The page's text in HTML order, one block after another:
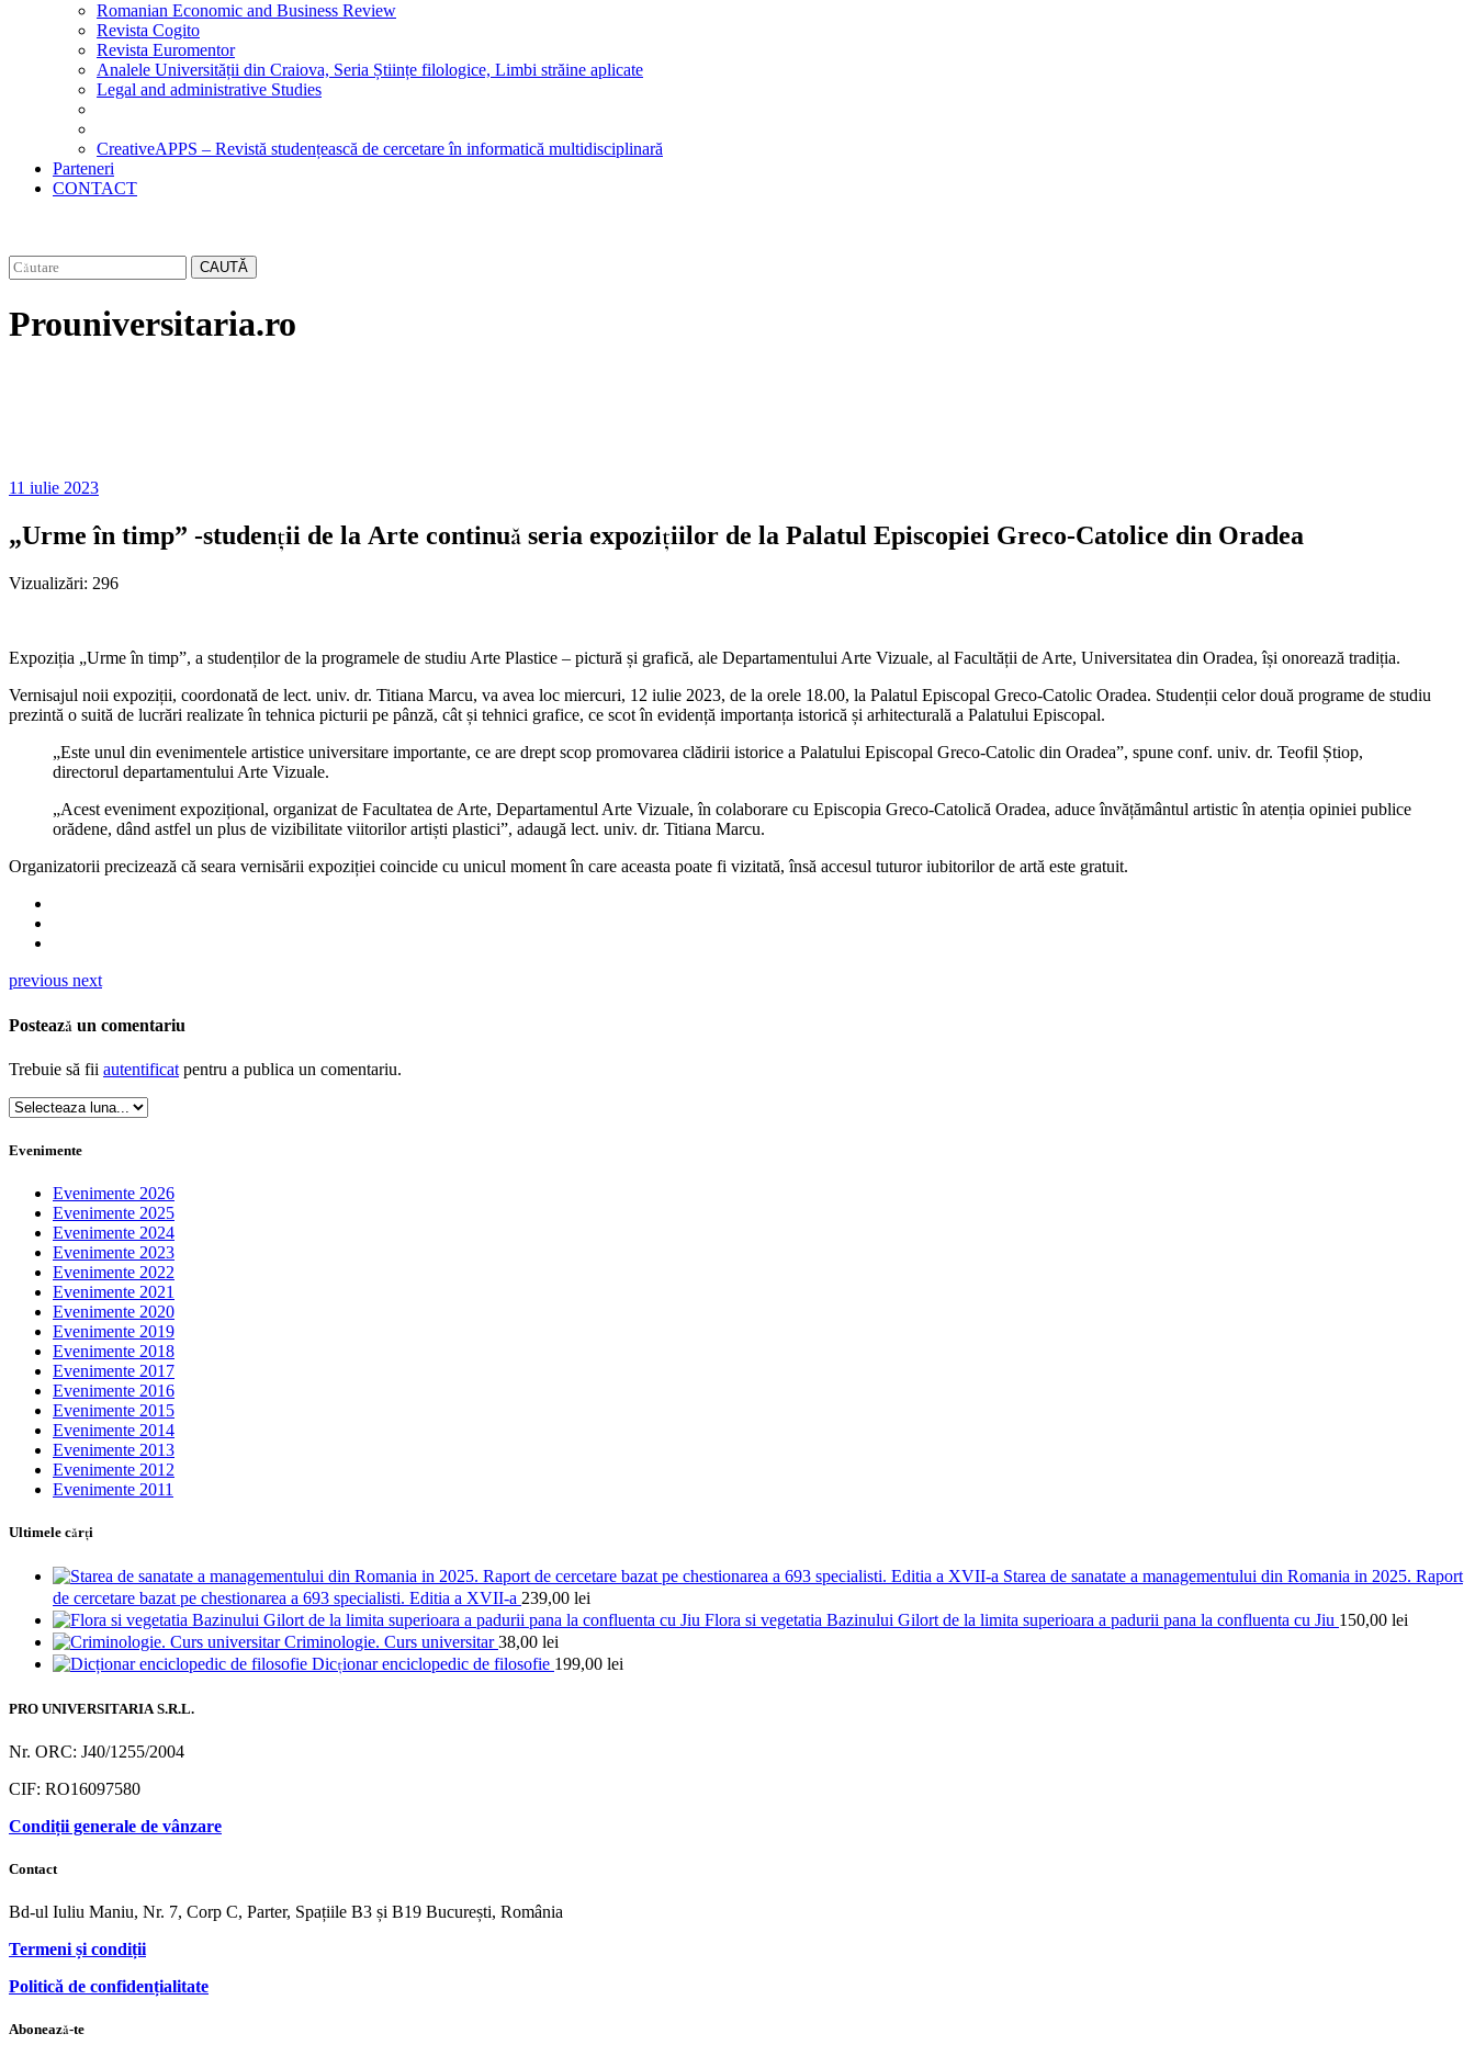
Romanian Economic and Business Review
Revista Cogito
Revista Euromentor
Analele Universității din Craiova, Seria Științe filologice, Limbi străine aplicate
Legal and administrative Studies
CreativeAPPS – Revistă studențească de cercetare în informatică multidisciplinară
Parteneri
CONTACT
CAUTĂ
Prouniversitaria.ro
11 iulie 2023
„Urme în timp” -studenții de la Arte continuă seria expozițiilor de la Palatul Episcopiei Greco-Catolice din Oradea
Vizualizări: 296
Expoziția „Urme în timp”, a studenților de la programele de studiu Arte Plastice – pictură și grafică, ale Departamentului Arte Vizuale, al Facultății de Arte, Universitatea din Oradea, își onorează tradiția.
Vernisajul noii expoziții, coordonată de lect. univ. dr. Titiana Marcu, va avea loc miercuri, 12 iulie 2023, de la orele 18.00, la Palatul Episcopal Greco-Catolic Oradea. Studenții celor două programe de studiu
prezintă o suită de lucrări realizate în tehnica picturii pe pânză, cât și tehnici grafice, ce scot în evidență importanța istorică și arhitecturală a Palatului Episcopal.
„Este unul din evenimentele artistice universitare importante, ce are drept scop promovarea clădirii istorice a Palatului Episcopal Greco-Catolic din Oradea”, spune conf. univ. dr. Teofil Știop,
directorul departamentului Arte Vizuale.
„Acest eveniment expozițional, organizat de Facultatea de Arte, Departamentul Arte Vizuale, în colaborare cu Episcopia Greco-Catolică Oradea, aduce învățământul artistic în atenția opiniei publice
orădene, dând astfel un plus de vizibilitate viitorilor artiști plastici”, adaugă lect. univ. dr. Titiana Marcu.
Organizatorii precizează că seara vernisării expoziției coincide cu unicul moment în care aceasta poate fi vizitată, însă accesul tuturor iubitorilor de artă este gratuit.
previous next
Postează un comentariu
Trebuie să fii autentificat pentru a publica un comentariu.
Evenimente
Evenimente 2026
Evenimente 2025
Evenimente 2024
Evenimente 2023
Evenimente 2022
Evenimente 2021
Evenimente 2020
Evenimente 2019
Evenimente 2018
Evenimente 2017
Evenimente 2016
Evenimente 2015
Evenimente 2014
Evenimente 2013
Evenimente 2012
Evenimente 2011
Ultimele cărţi
Starea de sanatate a managementului din Romania in 2025. Raport
de cercetare bazat pe chestionarea a 693 specialisti. Editia a XVII-a 239,00 lei
Flora si vegetatia Bazinului Gilort de la limita superioara a padurii pana la confluenta cu Jiu 150,00 lei
Criminologie. Curs universitar 38,00 lei
Dicționar enciclopedic de filosofie 199,00 lei
PRO UNIVERSITARIA S.R.L.
Nr. ORC: J40/1255/2004
CIF: RO16097580
Condiții generale de vânzare
Contact
Bd-ul Iuliu Maniu, Nr. 7, Corp C, Parter, Spațiile B3 și B19 București, România
Termeni și condiții
Politică de confidențialitate
Abonează-te